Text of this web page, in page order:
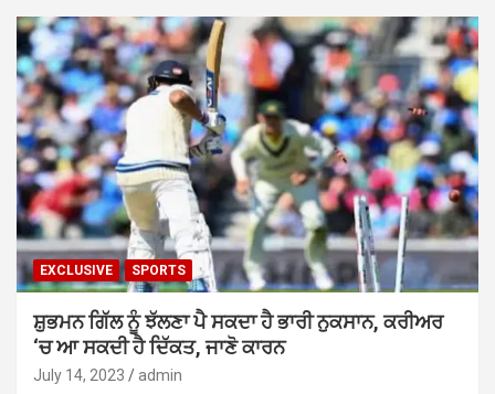
EXCLUSIVE SPORTS
ਸ਼ੁਭਮਨ ਗਿੱਲ ਨੂੰ ਝੱਲਣਾ ਪੈ ਸਕਦਾ ਹੈ ਭਾਰੀ ਨੁਕਸਾਨ, ਕਰੀਅਰ
‘ਚ ਆ ਸਕਦੀ ਹੈ ਦਿੱਕਤ, ਜਾਣੋ ਕਾਰਨ
July 14, 2023 admin